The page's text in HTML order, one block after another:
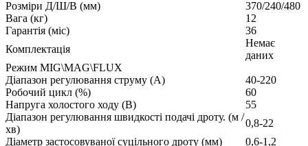
Розміри Д/Ш/В (мм)
370/240/480
Вага (кг)
12
Гарантія (міс)
36
Комплектація
Немає
даних
Режим MIG\MAG\FLUX
Діапазон регулювання струму (А)
40-220
Робочий цикл (%)
60
Напруга холостого ходу (В)
55
Діапазон регулювання швидкості подачі дроту. (м /
хв)
0,8-22
Діаметр застосовуваної суцільного дроту (мм)
0,6-1,2